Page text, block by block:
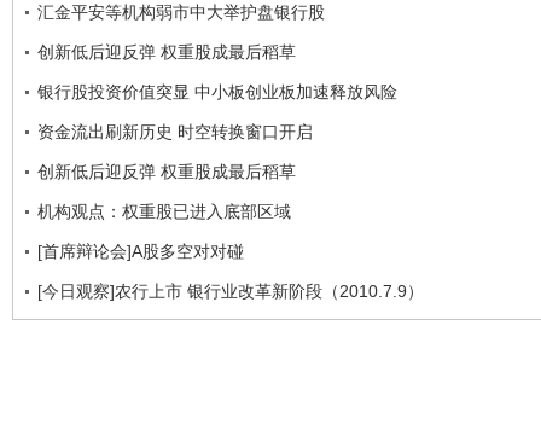
汇金平安等机构弱市中大举护盘银行股
创新低后迎反弹 权重股成最后稻草
银行股投资价值突显 中小板创业板加速释放风险
资金流出刷新历史 时空转换窗口开启
创新低后迎反弹 权重股成最后稻草
机构观点：权重股已进入底部区域
[首席辩论会]A股多空对对碰
[今日观察]农行上市 银行业改革新阶段（2010.7.9）